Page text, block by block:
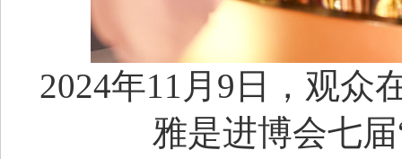
2024年11月9日，观众
雅是进博会七